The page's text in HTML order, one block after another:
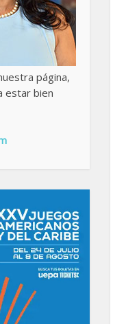
página,
estar bien